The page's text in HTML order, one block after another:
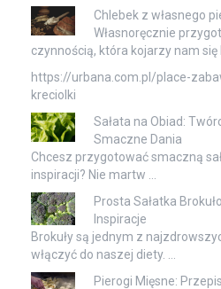
Chlebek z własnego
Własnoręcznie
czynnością, która kojarzy nam się
https://urbana.com.pl/place-
kreciolki
Sałata na Obiad:
Smaczne Dania
Chcesz przygotować smaczną
inspiracji? Nie martw …
Prosta Sałatka
Inspiracje
Brokuły są jednym z
włączyć do naszej diety. …
Pierogi Mięsne: